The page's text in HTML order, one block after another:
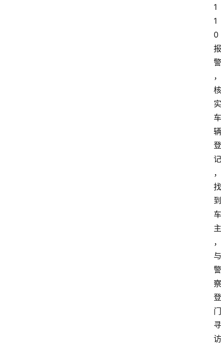
1
1
0
报
警
，
核
实
车
辆
登
记
，
找
到
车
主
，
与
警
察
登
门
寻
访